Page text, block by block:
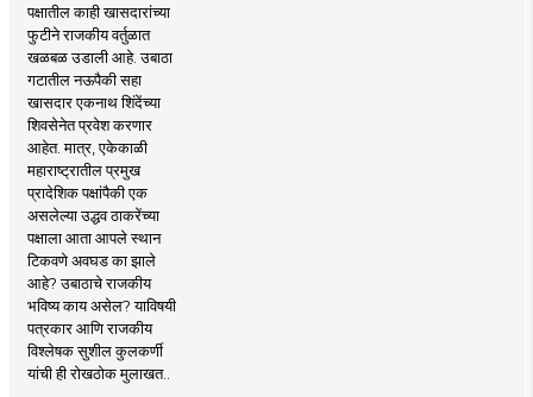
पक्षातील काही खासदारांच्या
फुटीने राजकीय वर्तुळात
खळबळ उडाली आहे. उबाठा
गटातील नऊपैकी सहा
खासदार एकनाथ शिंदेंच्या
शिवसेनेत प्रवेश करणार
आहेत. मात्र, एकेकाळी
महाराष्ट्रातील प्रमुख
प्रादेशिक पक्षांपैकी एक
असलेल्या उद्धव ठाकरेंच्या
पक्षाला आता आपले स्थान
टिकवणे अवघड का झाले
आहे? उबाठाचे राजकीय
भविष्य काय असेल? याविषयी
पत्रकार आणि राजकीय
विश्लेषक सुशील कुलकर्णी
यांची ही रोखठोक मुलाखत..